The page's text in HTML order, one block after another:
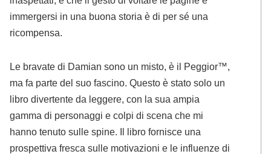
immergersi in una buona storia è di per sé una
ricompensa.
Le bravate di Damian sono un misto, è il Peggior™,
ma fa parte del suo fascino. Questo è stato solo un
libro divertente da leggere, con la sua ampia
gamma di personaggi e colpi di scena che mi
hanno tenuto sulle spine. Il libro fornisce una
prospettiva fresca sulle motivazioni e le influenze di